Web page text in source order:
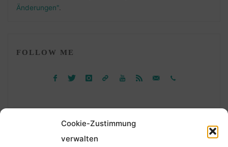
Cookie-Zustimmung
verwalten
Änderungen".
FOLLOW ME